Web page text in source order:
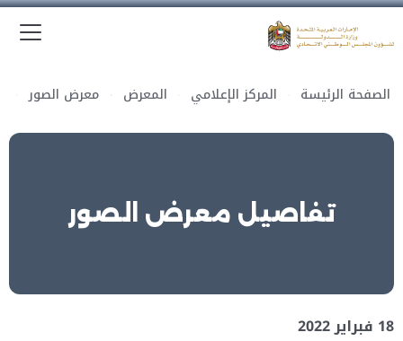
الصفحة الرئيسة المركز الإعلامي المعرض معرض الصور
تفاصيل معرض الصور
18 فبراير 2022